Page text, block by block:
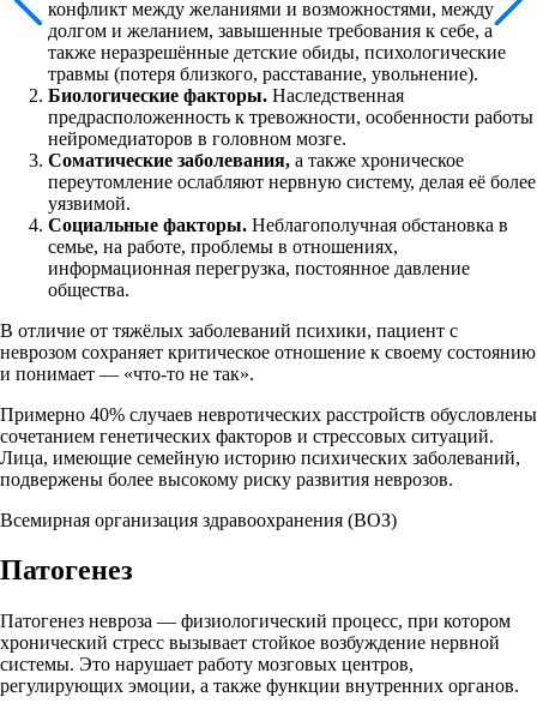
конфликт между желаниями и возможностями, между
долгом и желанием, завышенные требования к себе, а
также неразрешённые детские обиды, психологические
травмы (потеря близкого, расставание, увольнение).
Биологические факторы. Наследственная
предрасположенность к тревожности, особенности работы
нейромедиаторов в головном мозге.
Соматические заболевания, а также хроническое
переутомление ослабляют нервную систему, делая её более
уязвимой.
Социальные факторы. Неблагополучная обстановка в
семье, на работе, проблемы в отношениях,
информационная перегрузка, постоянное давление
общества.
В отличие от тяжёлых заболеваний психики, пациент с
неврозом сохраняет критическое отношение к своему состоянию
и понимает — «что-то не так».
Примерно 40% случаев невротических расстройств обусловлены
сочетанием генетических факторов и стрессовых ситуаций.
Лица, имеющие семейную историю психических заболеваний,
подвержены более высокому риску развития неврозов.
Всемирная организация здравоохранения (ВОЗ)
Патогенез
Патогенез невроза — физиологический процесс, при котором
хронический стресс вызывает стойкое возбуждение нервной
системы. Это нарушает работу мозговых центров,
регулирующих эмоции, а также функции внутренних органов.